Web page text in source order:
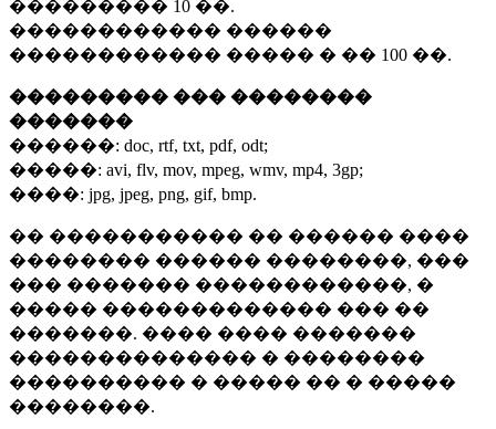
��������� 10 ��.
������������ ������
������������ ����� � �� 100 ��.
��������� ��� ��������
�������
������: doc, rtf, txt, pdf, odt;
�����: avi, flv, mov, mpeg, wmv, mp4, 3gp;
����: jpg, jpeg, png, gif, bmp.
�� ����������� �� ������ ����
�������� ������ ��������, ���
��� ������� ������������, �
����� ������������� ��� ��
�������. ���� ���� �������
�������������� � ��������
���������� � ����� �� � �����
��������.